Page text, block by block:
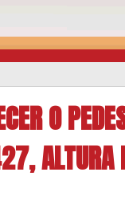
O